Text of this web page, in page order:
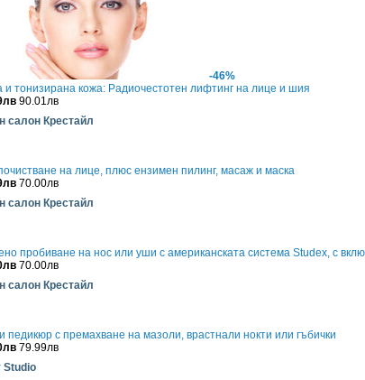
-46%
и тонизирана кожа: Радиочестотен лифтинг на лице и шия
90.01лв
салон Крестайл
на лице, плюс ензимен пилинг, масаж и маска
70.00лв
салон Крестайл
пробиване на нос или уши с американската система Studex, с
70.00лв
салон Крестайл
педикюр с премахване на мазоли, врастнали нокти или гъбички
79.99лв
Studio